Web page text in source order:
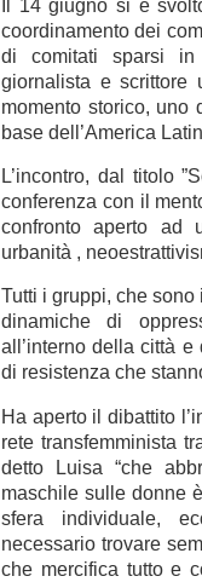
Il 14 giugno si è
coordinamento dei
di comitati sparsi
giornalista e scrittore
momento storico, uno
base dell’America
L’incontro, dal titolo
conferenza con il
confronto aperto ad
urbanità ,
Tutti i gruppi, che
dinamiche di
all’interno della città
di resistenza che
Ha aperto il dibattito
rete transfemminista
detto Luisa “che
maschile sulle donne
sfera individuale,
necessario trovare
che mercifica tutto e